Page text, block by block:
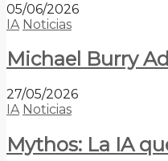
05/06/2026
IA Noticias
Michael Burry
27/05/2026
IA Noticias
Mythos: La IA